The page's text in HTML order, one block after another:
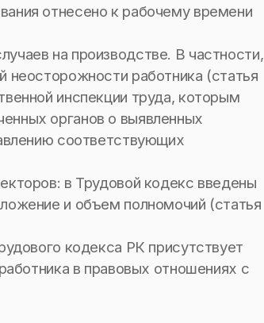
отнесено к рабочему времени
на производстве. В частности,
неосторожности работника (статья
инспекции труда, которым
органов о выявленных
соответствующих
в Трудовой кодекс введены
и объем полномочий (статья
кодекса РК присутствует
в правовых отношениях с